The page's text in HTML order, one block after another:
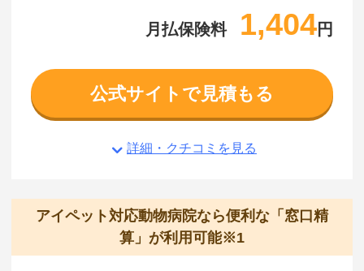
月払保険料 1,404円
公式サイトで見積もる
詳細・クチコミを見る
アイペット対応動物病院なら便利な「窓口精
算」が利用可能※1